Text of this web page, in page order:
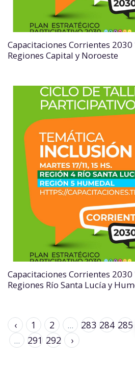
Capacitaciones Corrientes
Regiones Capital y Noroeste
Capacitaciones Corrientes
Regiones Río Santa Lucía y
‹ 1 2 ... 283 284 285
...
291 292 ›